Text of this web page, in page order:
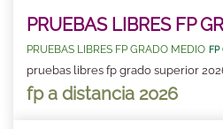
PRUEBAS LIBRES FP
PRUEBAS LIBRES FP GRADO MEDIO FP
pruebas libres fp grado superior
fp a distancia 2026